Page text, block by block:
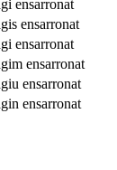
ensarronat
ensarronat
ensarronat
ensarronat
ensarronat
ensarronat